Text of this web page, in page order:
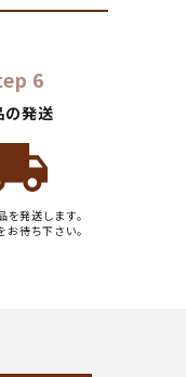
6
の発送
を発送します。
お待ち下さい。